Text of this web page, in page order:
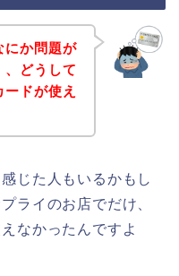
にか問題が
、どうして
ドが使え
じた人もいるかもし
ライのお店でだけ、
なかったんですよ